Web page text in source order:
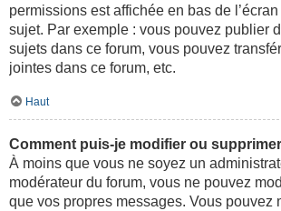
permissions est affichée en bas de
sujet. Par exemple : vous pouvez publier
sujets dans ce forum, vous pouvez
jointes dans ce forum, etc.
Haut
Comment puis-je modifier ou
À moins que vous ne soyez un
modérateur du forum, vous ne pouvez
que vos propres messages. Vous pouvez